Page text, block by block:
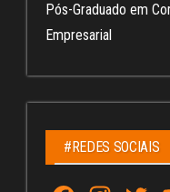
Pós-Graduado em
Empresarial
#REDES SOCIAIS